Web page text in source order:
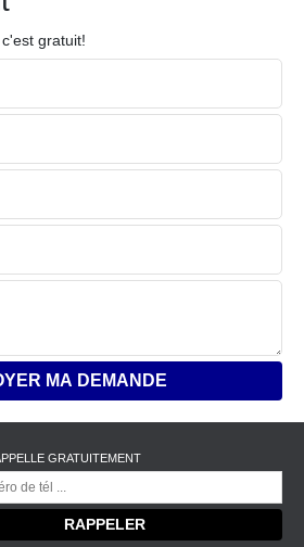
gratuit!
GRATUITEMENT